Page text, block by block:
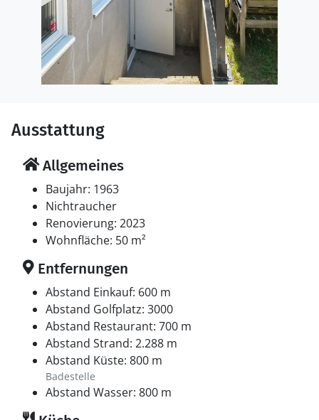
Ausstattung
Allgemeines
Baujahr: 1963
Nichtraucher
Renovierung: 2023
Wohnfläche: 50 m²
Entfernungen
Abstand Einkauf: 600 m
Abstand Golfplatz: 3000
Abstand Restaurant: 700 m
Abstand Strand: 2.288 m
Abstand Küste: 800 m
Badestelle
Abstand Wasser: 800 m